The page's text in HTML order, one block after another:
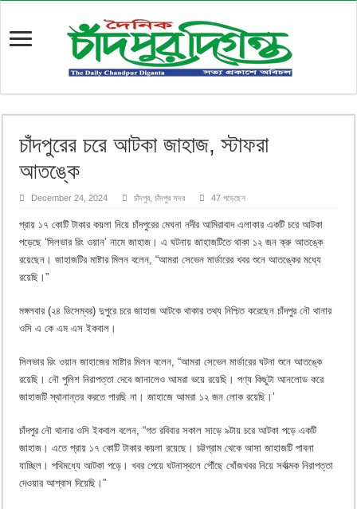
চাঁদপুরের চরে আটকা জাহাজ, স্টাফরা
আতঙ্কে
December 24, 2024 চাঁদপুর ,চাঁদপুর সদর 47 পড়েছেন
প্রায় ১৭ কোটি টাকার কয়লা নিয়ে চাঁদপুরের মেঘনা নদীর আমিরাবাদ এলাকার একটি চরে আটকা
পড়েছে ‘সিলভার রিং ওয়ান’ নামে জাহাজ। এ ঘটনায় জাহাজটিতে থাকা ১২ জন ক্রু আতঙ্কে
রয়েছেন। জাহাজটির মাষ্টার মিলন বলেন, ‌“আমরা সেভেন মার্ডারের খবর শুনে আতঙ্কের মধ্যে
রয়েছি।”
মঙ্গলবার (২৪ ডিসেম্বর) দুপুরে চরে জাহাজ আটকে থাকার তথ্য নিশ্চিত করেছেন চাঁদপুর নৌ থানার
ওসি এ কে এম এস ইকবাল।
সিলভার রিং ওয়ান জাহাজের মাষ্টার মিলন বলেন, “আমরা সেভেন মার্ডারের ঘটনা শুনে আতঙ্কে
রয়েছি। নৌ পুলিশ নিরাপত্তা দেবে জানালেও আমরা ভয়ে রয়েছি। পণ্য কিছুটা আনলোড করে
জাহাজটি স্থানান্তর করতে পারছি না। জাহাজে আমরা ১২ জন লোক রয়েছি।’
চাঁদপুর নৌ থানার ওসি ইকবাল বলেন, ‍“গত রবিবার সকাল সাড়ে ৯টায় চরে আটকা পড়ে একটি
জাহাজ। এতে প্রায় ১৭ কোটি টাকার কয়লা রয়েছে। চট্টগ্রাম থেকে আসা জাহাজটি পাবনা
যাচ্ছিল। পথিমধ্যে আটকা পড়ে। খবর পেয়ে ঘটনাস্থলে পৌঁছে খোঁজখবর নিয়ে সর্বাত্মক নিরাপত্তা
দেওয়ার আশ্বাস দিয়েছি।”